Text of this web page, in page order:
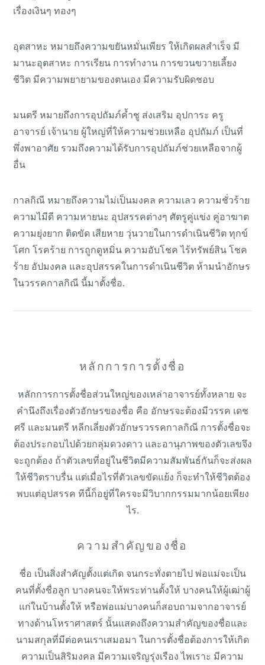
เรื่องเงินๆ ทองๆ
อุตสาหะ หมายถึงความขยันหมั่นเพียร ให้เกิดผลสำเร็จ มี
มานะอุตสาหะ การเรียน การทำงาน การขวนขวายเลี้ยง
ชีวิต มีความพยายามของตนเอง มีความรับผิดชอบ
มนตรี หมายถึงการอุปถัมภ์ค้ำชู ส่งเสริม อุปการะ ครู
อาจารย์ เจ้านาย ผู้ใหญ่ที่ให้ความช่วยเหลือ อุปถัมภ์ เป็นที่
พึ่งพาอาศัย รวมถึงความได้รับการอุปถัมภ์ช่วยเหลือจากผู้
อื่น
กาลกิณี หมายถึงความไม่เป็นมงคล ความเลว ความชั่วร้าย
ความไมีดี ความหายนะ อุปสรรคต่างๆ ศัตรูคู่แข่ง คู่อาฆาต
ความยุ่งยาก ติดขัด เสียหาย วุ่นวายในการดำเนินชีวิต ทุกข์
โศก โรคร้าย การถูกดูหมิ่น ความอับโชค ไร้ทรัพย์สิน โชค
ร้าย อัปมงคล และอุปสรรคในการดำเนินชีวิต ห้ามนำอักษร
ในวรรคกาลกิณี นี้มาตั้งชื่อ.
หลักการการตั้งชื่อ
หลักการการตั้งชื่อส่วนใหญ่ของเหล่าอาจารย์ทั้งหลาย จะ
คำนึงถึงเรื่องตัวอักษรของชื่อ คือ อักษรจะต้องมีวรรค เดช
ศรี และมนตรี หลีกเลี่ยงตัวอักษรวรรคกาลกิณี การตั้งชื่อจะ
ต้องประกอบไปด้วยกลุ่มดวงดาว และอานุภาพของตัวเลขจึง
จะถูกต้อง ถ้าตัวเลขที่อยู่ในชีวิตมีความสัมพันธ์กันก็จะส่งผล
ให้ชีวิตราบรื่น แต่เมื่อไรที่ตัวเลขขัดแย้ง ก็จะทำให้ชีวิตต้อง
พบแต่อุปสรรค ทีนี้ก็อยู่ที่ใครจะมีวิบากกรรมมากน้อยเพียง
ไร.
ความสำคัญของชื่อ
ชื่อ เป็นสิ่งสำคัญตั้งแต่เกิด จนกระทั่งตายไป พ่อแม่จะเป็น
คนที่ตั้งชื่อลูก บางคนจะให้พระท่านตั้งให้ บางคนให้ผู้เฒ่าผู้
แก่ในบ้านตั้งให้ หรือพ่อแม่บางคนก็สอบถามจากอาจารย์
ทางด้านโหราศาสตร์ นั้นแสดงถึงความสำคัญของชื่อและ
นามสกุลที่มีต่อคนเราเสมอมา ในการตั้งชื่อต้องการให้เกิด
ความเป็นสิริมงคล มีความเจริญรุ่งเรือง ไพเราะ มีความ